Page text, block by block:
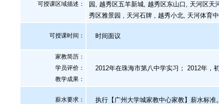
可授课区域描述：
园, 越秀区五羊新城, 越秀区东山口, 天河区
秀区雅景园 , 天河石牌 , 越秀小北, 天河体育
可授课时间： 时间面议
家教简历：
学员评价：
教学成果：
2012年在珠海市第八中学实习； 2012年，
薪水要求： 执行【广州大学城家教中心家教】薪水标准